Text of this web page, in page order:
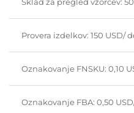
Provera izdelkov: 150
Oznakovanje FNSKU: 0,10
Oznakovanje FBA: 0,50